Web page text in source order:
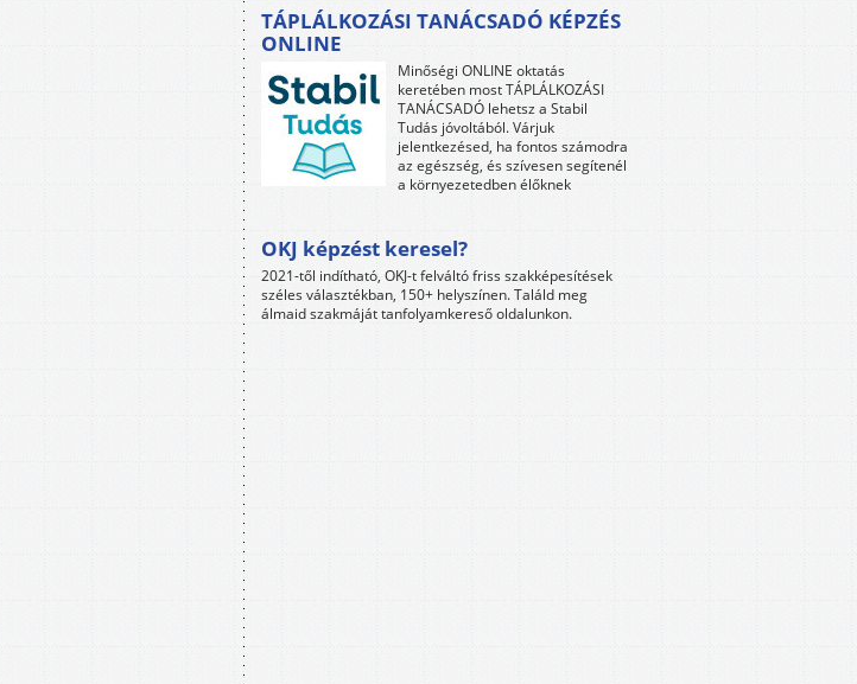
TÁPLÁLKOZÁSI TANÁCSADÓ KÉPZÉS
ONLINE
Minőségi ONLINE oktatás
keretében most TÁPLÁLKOZÁSI
TANÁCSADÓ lehetsz a Stabil
Tudás jóvoltából. Várjuk
jelentkezésed, ha fontos számodra
az egészség, és szívesen segítenél
a környezetedben élőknek
OKJ képzést keresel?
2021-től indítható, OKJ-t felváltó friss szakképesítések
széles választékban, 150+ helyszínen. Találd meg
álmaid szakmáját tanfolyamkereső oldalunkon.